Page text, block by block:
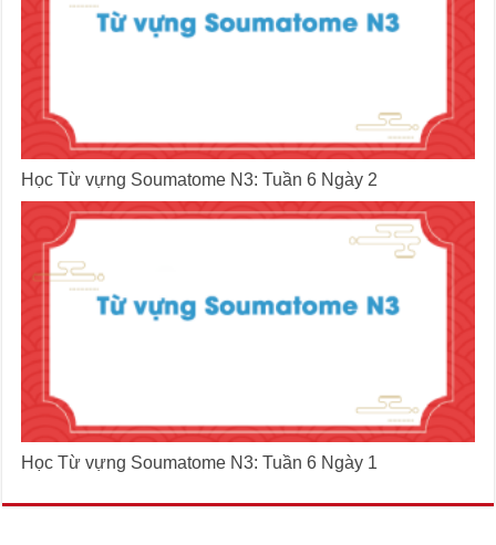
Học Từ vựng Soumatome N3: Tuần 6 Ngày 2
Học Từ vựng Soumatome N3: Tuần 6 Ngày 1